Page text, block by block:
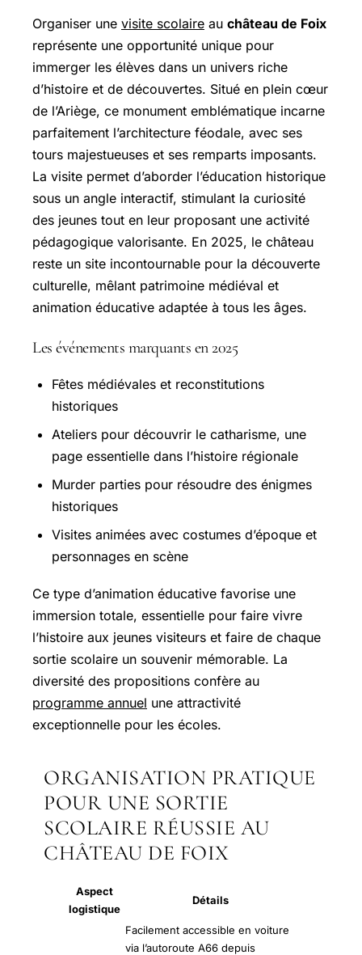
Organiser une visite scolaire au château de Foix
représente une opportunité unique pour
immerger les élèves dans un univers riche
d’histoire et de découvertes. Situé en plein cœur
de l’Ariège, ce monument emblématique incarne
parfaitement l’architecture féodale, avec ses
tours majestueuses et ses remparts imposants.
La visite permet d’aborder l’éducation historique
sous un angle interactif, stimulant la curiosité
des jeunes tout en leur proposant une activité
pédagogique valorisante. En 2025, le château
reste un site incontournable pour la découverte
culturelle, mêlant patrimoine médiéval et
animation éducative adaptée à tous les âges.
Les événements marquants en 2025
Fêtes médiévales et reconstitutions
historiques
Ateliers pour découvrir le catharisme, une
page essentielle dans l’histoire régionale
Murder parties pour résoudre des énigmes
historiques
Visites animées avec costumes d’époque et
personnages en scène
Ce type d’animation éducative favorise une
immersion totale, essentielle pour faire vivre
l’histoire aux jeunes visiteurs et faire de chaque
sortie scolaire un souvenir mémorable. La
diversité des propositions confère au
programme annuel une attractivité
exceptionnelle pour les écoles.
ORGANISATION PRATIQUE
POUR UNE SORTIE
SCOLAIRE RÉUSSIE AU
CHÂTEAU DE FOIX
Aspect
logistique
Détails
Facilement accessible en voiture
via l’autoroute A66 depuis